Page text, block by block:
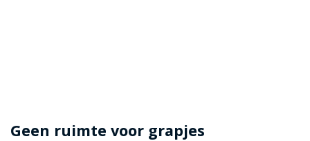
Geen ruimte voor grapjes